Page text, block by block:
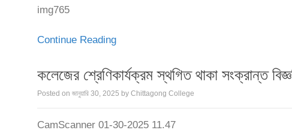
img765
Continue Reading
কলেজের শ্রেণিকার্যক্রম স্থগিত থাকা সংক্রান্ত
Posted on জানুয়ারি 30, 2025 by Chittagong College
CamScanner 01-30-2025 11.47